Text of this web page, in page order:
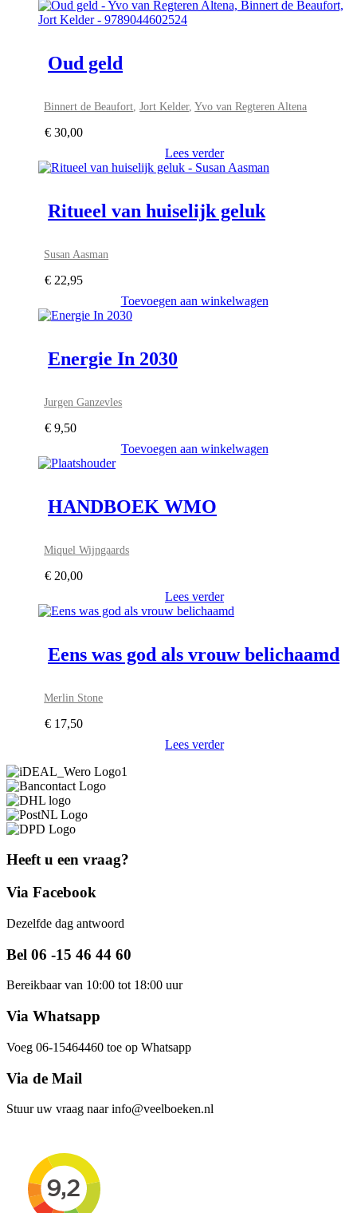
Oud geld
Binnert de Beaufort ,Jort Kelder,Yvo van Regteren Altena
€ 30,00
Lees verder
Ritueel van huiselijk geluk
Susan Aasman
€ 22,95
Toevoegen aan winkelwagen
Energie In 2030
Jurgen Ganzevles
€ 9,50
Toevoegen aan winkelwagen
HANDBOEK WMO
Miquel Wijngaards
€ 20,00
Lees verder
Eens was god als vrouw belichaamd
Merlin Stone
€ 17,50
Lees verder
Heeft u een vraag?
Via Facebook
Dezelfde dag antwoord
Bel 06 -15 46 44 60
Bereikbaar van 10:00 tot 18:00 uur
Via Whatsapp
Voeg 06-15464460 toe op Whatsapp
Via de Mail
Stuur uw vraag naar info@veelboeken.nl